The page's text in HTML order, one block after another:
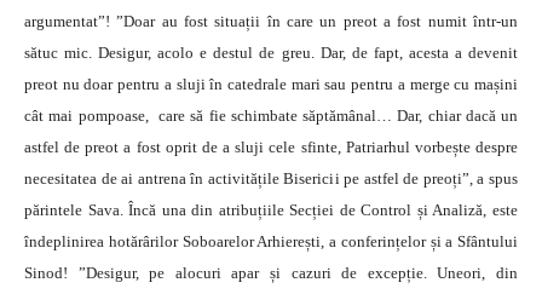
argumentat”! ”Doar au fost situații în care un preot a fost numit într-un
sătuc mic. Desigur, acolo e destul de greu. Dar, de fapt, acesta a devenit
preot nu doar pentru a sluji în catedrale mari sau pentru a merge cu mașini
cât mai pompoase, care să fie schimbate săptămânal… Dar, chiar dacă un
astfel de preot a fost oprit de a sluji cele sfinte, Patriarhul vorbește despre
necesitatea de ai antrena în activitățile Bisericii pe astfel de preoți”, a spus
părintele Sava. Încă una din atribuțiile Secției de Control și Analiză, este
îndeplinirea hotărârilor Soboarelor Arhierești, a conferințelor și a Sfântului
Sinod! ”Desigur, pe alocuri apar și cazuri de excepție. Uneori, din